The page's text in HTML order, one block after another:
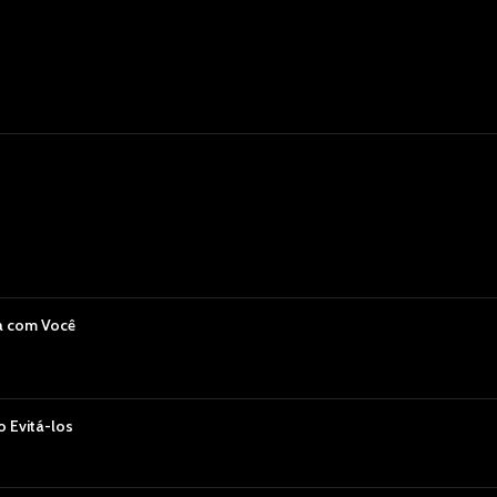
com Você
Evitá-los